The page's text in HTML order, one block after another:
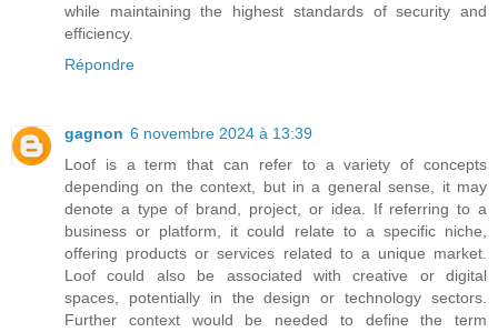
while maintaining the highest standards of security and
efficiency.
Répondre
gagnon 6 novembre 2024 à 13:39
Loof is a term that can refer to a variety of concepts
depending on the context, but in a general sense, it may
denote a type of brand, project, or idea. If referring to a
business or platform, it could relate to a specific niche,
offering products or services related to a unique market.
Loof could also be associated with creative or digital
spaces, potentially in the design or technology sectors.
Further context would be needed to define the term